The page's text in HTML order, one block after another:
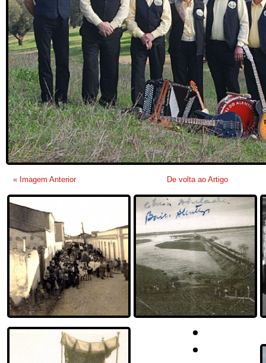
« Imagem Anterior De volta ao Artigo